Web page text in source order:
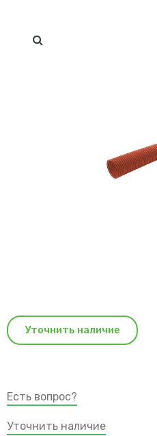
Уточнить наличие
Есть вопрос?
Уточнить наличие